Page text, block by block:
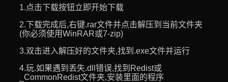
1.点击下载按钮立即开始下载
2.下载完成后,右键.rar文件并点击解压到当前文件夹
(你必须使用WinRAR或7-zip)
3.双击进入解压好的文件夹,找到.exe文件并运行
4.玩.如果遇到丢失.dll错误,找到Redist或
_CommonRedist文件夹,安装里面的程序